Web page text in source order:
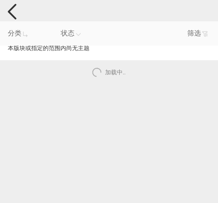
手机反馈
分类 状态 筛选
本版块或指定的范围内尚无主题
加载中..